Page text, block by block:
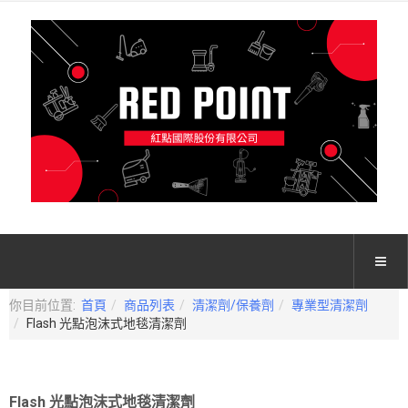
你目前位置: 首頁 商品列表 清潔劑/保養劑
專業型清潔劑
Flash 光點泡沫式地毯清潔劑
Flash 光點泡沫式地毯清潔劑